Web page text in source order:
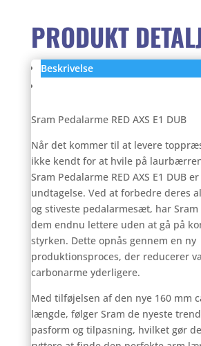
PRODUKT
Beskrivelse
Sram Pedalarme RED AXS E1 DUB
Når det kommer til at levere
ikke kendt for at hvile på
Sram Pedalarme RED AXS E1 DUB
undtagelse. Ved at forbedre deres
og stiveste pedalarmesæt, har
dem endnu lettere uden at gå på
styrken. Dette opnås gennem en ny
produktionsproces, der reducerer
carbonarme yderligere.
Med tilføjelsen af den nye 160 mm
længde, følger Sram de nyeste
pasform og tilpasning, hvilket gør